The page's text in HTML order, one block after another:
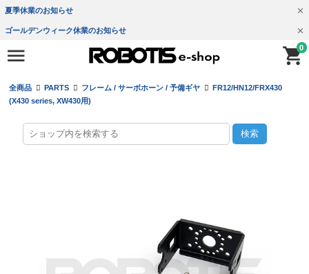
夏季休業のお知らせ
ゴールデンウィーク休業のお知らせ
0
全商品 PARTS フレーム / サーボホーン / 予備ギヤ
FR12/HN12/FRX430
(X430 series, XW430用)